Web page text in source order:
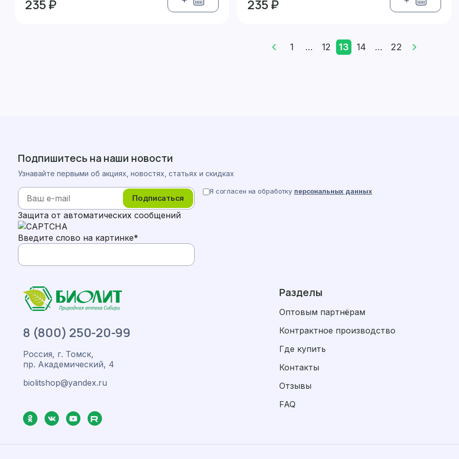
235 ₽ 235 ₽
1 ... 12 13 14 ... 22
8 (800) 250-20-99
Россия, г. Томск,
пр. Академический, 4
biolitshop@yandex.ru
Разделы
Оптовым партнёрам
Контрактное производство
Где купить
Контакты
Отзывы
FAQ
Подпишитесь на наши новости
Узнавайте первыми об акциях, новостях, статьях и скидках
Подписаться
Я согласен на обработку персональных данных
Защита от автоматических сообщений
Введите слово на картинке*